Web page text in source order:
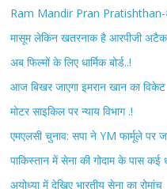
b
o
o
k
t
e
r
Ram Mandir Pran Pratishthan-
मासूम लेकिन खतरनाक है आरपीजी अटैक
अब फिल्मों के लिए धार्मिक बोर्ड..!
आज बिखर जाएगा इमरान खान का विकेट
मोटर साइकिल पर न्याय विभाग .!
एमएलसी चुनाव: सपा ने YM फार्मूले पर
पाकिस्तान में सेना की गोदाम के पास कई
अयोध्या में देखिए भारतीय सेना का रोमांच